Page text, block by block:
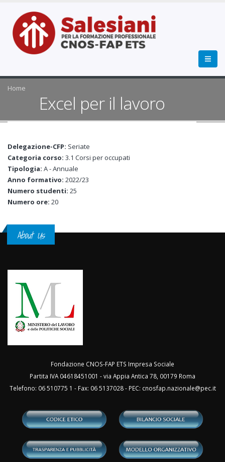
Home
Excel per il lavoro
Delegazione-CFP: Seriate
Categoria corso: 3.1 Corsi per occupati
Tipologia: A - Annuale
Anno formativo: 2022/23
Numero studenti: 25
Numero ore: 20
About Us
Fondazione CNOS-FAP ETS Impresa Sociale
Partita IVA 04618451001 - via Appia Antica 78, 00179 Roma
Telefono: 06 510775 1 - Fax: 06 5137028 - PEC: cnosfap.nazionale@pec.it